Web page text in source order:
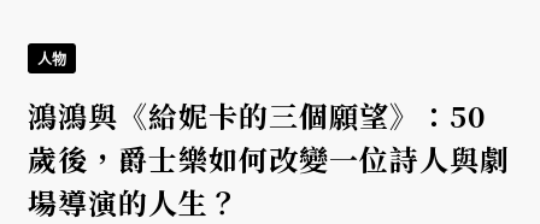
人物
鴻鴻與《給妮卡的三個願望》：50
歲後，爵士樂如何改變一位詩人與劇
場導演的人生？